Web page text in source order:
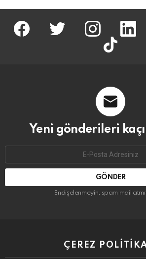
facebook twitter İnstagram
tiktok
Yeni gönderileri
Endişelenmeyin, spam mail
ÇEREZ